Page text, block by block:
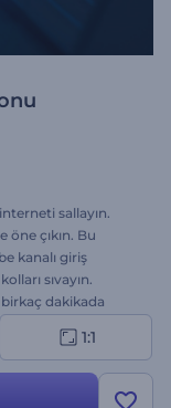
sallayın.
çıkın. Bu
kanalı giriş
sıvayın.
dakikada
olarak deneyin!
1:1